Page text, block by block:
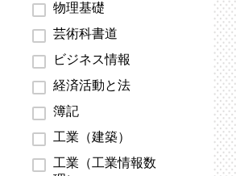
物理基礎
芸術科書道
ビジネス情報
経済活動と法
簿記
工業（建築）
工業（工業情報数